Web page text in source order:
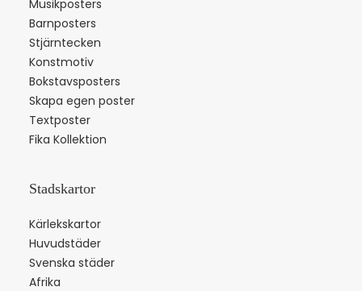
Musikposters
Barnposters
Stjärntecken
Konstmotiv
Bokstavsposters
Skapa egen poster
Textposter
Fika Kollektion
Stadskartor
Kärlekskartor
Huvudstäder
Svenska städer
Afrika